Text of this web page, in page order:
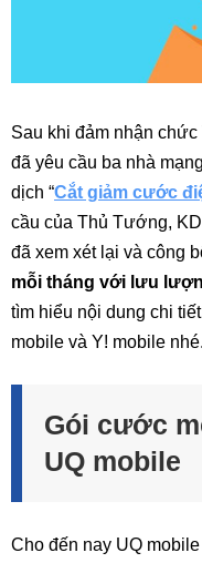
Sau khi đảm nhận
đã yêu cầu ba nhà
dịch “Cắt giảm cước
cầu của Thủ Tướng,
đã xem xét lại và công
mỗi tháng với lưu
tìm hiểu nội dung chi
mobile và Y! mobile nhé.
Gói cước
UQ mobile
Cho đến nay UQ